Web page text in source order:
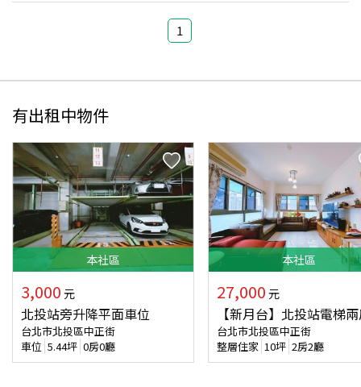
1
有出租中物件
本社區
3,000 元
北投站旁升降平面車位
台北市北投區中正街
車位 5.44坪 0房0廳
本社區
27,000 元
【新月台】北投站電梯
台北市北投區中正街
整層住家 10坪 2房2廳